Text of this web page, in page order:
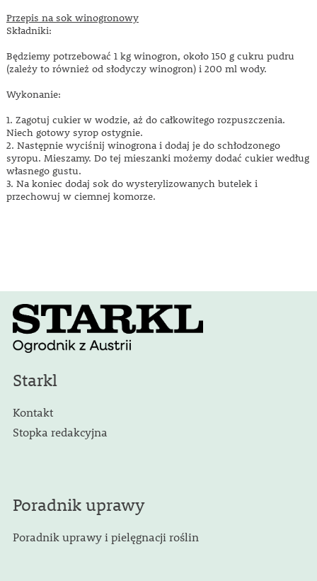
Przepis na sok winogronowy
Składniki:
Będziemy potrzebować 1 kg winogron, około 150 g cukru pudru
(zależy to również od słodyczy winogron) i 200 ml wody.
Wykonanie:
1. Zagotuj cukier w wodzie, aż do całkowitego rozpuszczenia.
Niech gotowy syrop ostygnie.
2. Następnie wyciśnij winogrona i dodaj je do schłodzonego
syropu. Mieszamy. Do tej mieszanki możemy dodać cukier według
własnego gustu.
3. Na koniec dodaj sok do wysterylizowanych butelek i
przechowuj w ciemnej komorze.
Starkl
Kontakt
Stopka redakcyjna
Poradnik uprawy
Poradnik uprawy i pielęgnacji roślin